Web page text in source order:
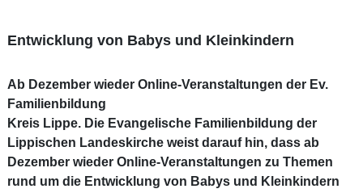
Entwicklung von Babys und Kleinkindern
Ab Dezember wieder Online-Veranstaltungen der Ev.
Familienbildung
Kreis Lippe. Die Evangelische Familienbildung der
Lippischen Landeskirche weist darauf hin, dass ab
Dezember wieder Online-Veranstaltungen zu Themen
rund um die Entwicklung von Babys und Kleinkindern